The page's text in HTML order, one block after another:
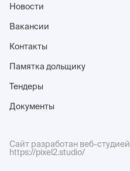
Новости
Вакансии
Контакты
Памятка дольщику
Тендеры
Документы
Сайт разработан веб-студией
https://pixel2.studio/